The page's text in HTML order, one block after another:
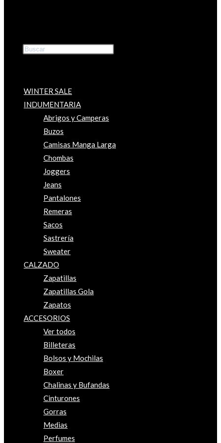
WINTER SALE
INDUMENTARIA
Abrigos y Camperas
Buzos
Camisas Manga Larga
Chombas
Joggers
Jeans
Pantalones
Remeras
Sacos
Sastrería
Sweater
CALZADO
Zapatillas
Zapatillas Gola
Zapatos
ACCESORIOS
Ver todos
Billeteras
Bolsos y Mochilas
Boxer
Chalinas y Bufandas
Cinturones
Gorras
Medias
Perfumes